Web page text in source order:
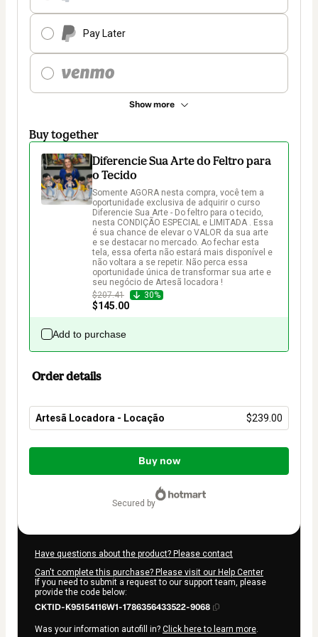
Pay Later
Show more
Buy together
Diferencie Sua Arte do Feltro para
o Tecido
Somente AGORA nesta compra, você tem a
oportunidade exclusiva de adquirir o curso
Diferencie Sua Arte - Do feltro para o tecido,
nesta CONDIÇÃO ESPECIAL e LIMITADA . Essa
é sua chance de elevar o VALOR da sua arte
e se destacar no mercado. Ao fechar esta
tela, essa oferta não estará mais disponível e
não voltara a se repetir. Não perca essa
oportunidade única de transformar sua arte e
seu negócio de Artesã locadora !
$207.41
30%
$145.00
Add to purchase
Order details
Artesã Locadora - Locação $239.00
Total
$239.00
Buy now
secured by
Have questions about the product? Please contact
Can't complete this purchase? Please visit our Help Center
If you need to submit a request to our support team, please
provide the code below:
CKTID-K95154116W1-1786356433522-9068
Was your information autofill in? Click here to learn more.